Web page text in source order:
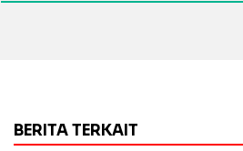
BERITA TERKAIT